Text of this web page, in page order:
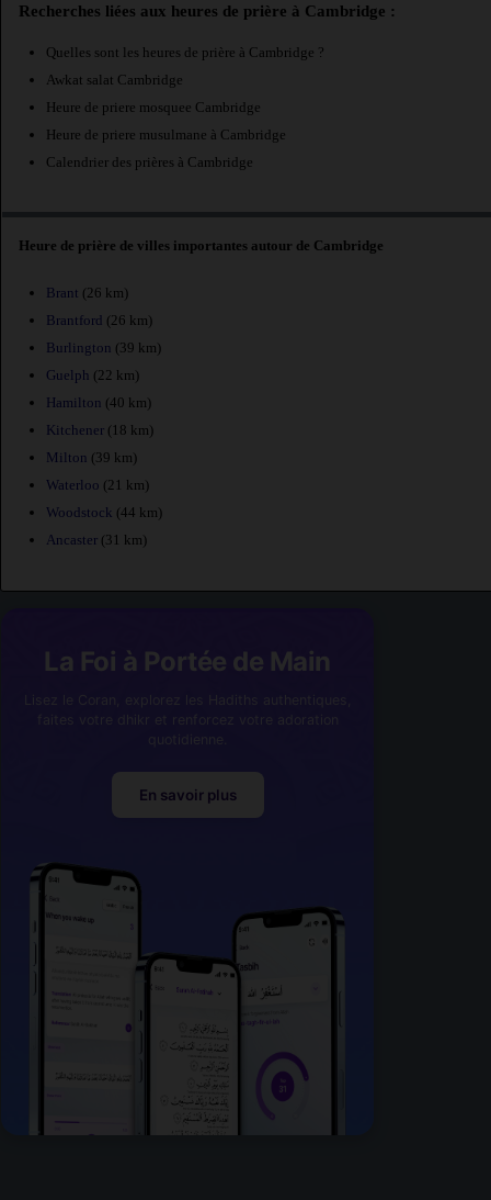
Recherches liées aux heures de prière à Cambridge :
Quelles sont les heures de prière à Cambridge ?
Awkat salat Cambridge
Heure de priere mosquee Cambridge
Heure de priere musulmane à Cambridge
Calendrier des prières à Cambridge
Heure de prière de villes importantes autour de Cambridge
Brant (26 km)
Brantford (26 km)
Burlington (39 km)
Guelph (22 km)
Hamilton (40 km)
Kitchener (18 km)
Milton (39 km)
Waterloo (21 km)
Woodstock (44 km)
Ancaster (31 km)
La Foi à Portée de Main
En savoir plus